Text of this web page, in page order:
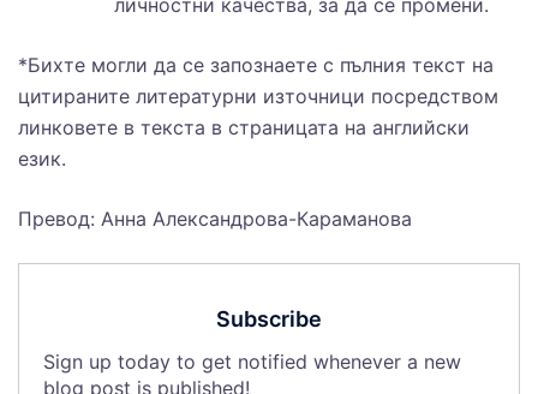
личностни качества, за да се промени.
*Бихте могли да се запознаете с пълния текст на
цитираните литературни източници посредством
линковете в текста в страницата на английски
език.
Превод: Анна Александрова-Караманова
Subscribe
Sign up today to get notified whenever a new
blog post is published!